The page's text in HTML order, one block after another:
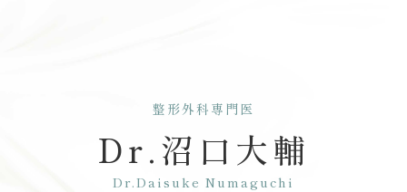
整形外科専門医
Dr.沼口大輔
Dr.Daisuke Numaguchi